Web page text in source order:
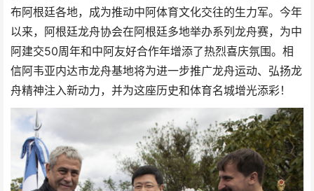
布阿根廷各地，成为推动中阿体育文化交往的生力军。今年
以来，阿根廷龙舟协会在阿根廷多地举办系列龙舟赛，为中
阿建交50周年和中阿友好合作年增添了热烈喜庆氛围。相
信阿韦亚内达市龙舟基地将为进一步推广龙舟运动、弘扬龙
舟精神注入新动力，并为这座历史和体育名城增光添彩！